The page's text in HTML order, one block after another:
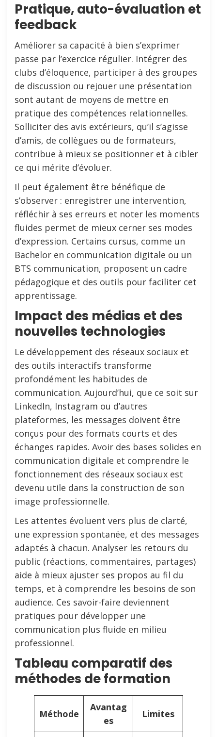
Pratique, auto-évaluation et
feedback
Améliorer sa capacité à bien s’exprimer
passe par l’exercice régulier. Intégrer des
clubs d’éloquence, participer à des groupes
de discussion ou rejouer une présentation
sont autant de moyens de mettre en
pratique des compétences relationnelles.
Solliciter des avis extérieurs, qu’il s’agisse
d’amis, de collègues ou de formateurs,
contribue à mieux se positionner et à cibler
ce qui mérite d’évoluer.
Il peut également être bénéfique de
s’observer : enregistrer une intervention,
réfléchir à ses erreurs et noter les moments
fluides permet de mieux cerner ses modes
d’expression. Certains cursus, comme un
Bachelor en communication digitale ou un
BTS communication, proposent un cadre
pédagogique et des outils pour faciliter cet
apprentissage.
Impact des médias et des
nouvelles technologies
Le développement des réseaux sociaux et
des outils interactifs transforme
profondément les habitudes de
communication. Aujourd’hui, que ce soit sur
LinkedIn, Instagram ou d’autres
plateformes, les messages doivent être
conçus pour des formats courts et des
échanges rapides. Avoir des bases solides en
communication digitale et comprendre le
fonctionnement des réseaux sociaux est
devenu utile dans la construction de son
image professionnelle.
Les attentes évoluent vers plus de clarté,
une expression spontanée, et des messages
adaptés à chacun. Analyser les retours du
public (réactions, commentaires, partages)
aide à mieux ajuster ses propos au fil du
temps, et à comprendre les besoins de son
audience. Ces savoir-faire deviennent
pratiques pour développer une
communication plus fluide en milieu
professionnel.
Tableau comparatif des
méthodes de formation
Méthode
Avantag
es
Limites